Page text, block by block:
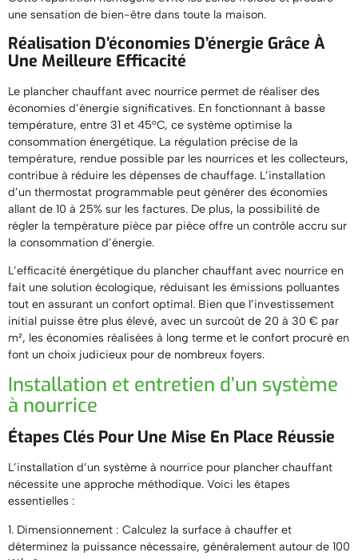
une sensation de bien-être dans toute la maison.
Réalisation D’économies D’énergie Grâce À
Une Meilleure Efficacité
Le plancher chauffant avec nourrice permet de réaliser des
économies d’énergie significatives. En fonctionnant à basse
température, entre 31 et 45°C, ce système optimise la
consommation énergétique. La régulation précise de la
température, rendue possible par les nourrices et les collecteurs,
contribue à réduire les dépenses de chauffage. L’installation
d’un thermostat programmable peut générer des économies
allant de 10 à 25% sur les factures. De plus, la possibilité de
régler la température pièce par pièce offre un contrôle accru sur
la consommation d’énergie.
L’efficacité énergétique du plancher chauffant avec nourrice en
fait une solution écologique, réduisant les émissions polluantes
tout en assurant un confort optimal. Bien que l’investissement
initial puisse être plus élevé, avec un surcoût de 20 à 30 € par
m², les économies réalisées à long terme et le confort procuré en
font un choix judicieux pour de nombreux foyers.
Installation et entretien d’un système
à nourrice
Étapes Clés Pour Une Mise En Place Réussie
L’installation d’un système à nourrice pour plancher chauffant
nécessite une approche méthodique. Voici les étapes
essentielles :
1. Dimensionnement : Calculez la surface à chauffer et
déterminez la puissance nécessaire, généralement autour de 100